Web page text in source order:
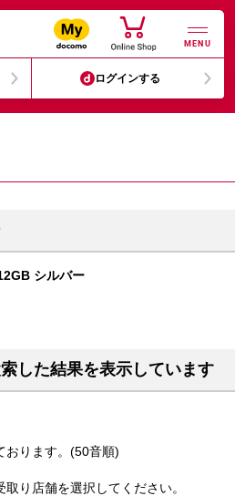
MENU
ログインする
シルバー
した結果を表示しています
おります。(50音順)
り店舗を選択してください。